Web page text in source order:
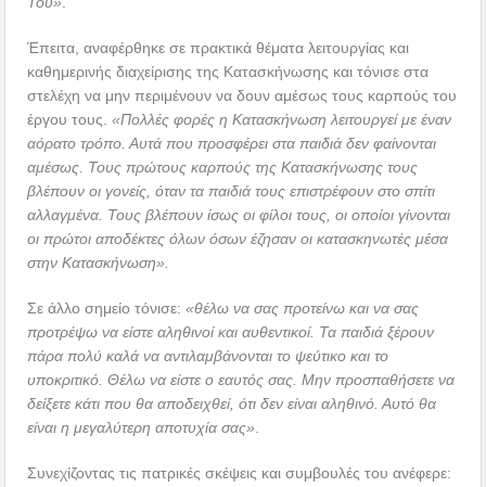
Έπειτα, αναφέρθηκε σε πρακτικά θέματα λειτουργίας και
καθημερινής διαχείρισης της Κατασκήνωσης και τόνισε στα
στελέχη να μην περιμένουν να δουν αμέσως τους καρπούς του
έργου τους.«Πολλές φορές η Κατασκήνωση λειτουργεί με έναν
αόρατο τρόπο. Αυτά που προσφέρει στα παιδιά δεν φαίνονται
αμέσως. Τους πρώτους καρπούς της Κατασκήνωσης τους
βλέπουν οι γονείς, όταν τα παιδιά τους επιστρέφουν στο σπίτι
αλλαγμένα. Τους βλέπουν ίσως οι φίλοι τους, οι οποίοι γίνονται
οι πρώτοι αποδέκτες όλων όσων έζησαν οι κατασκηνωτές μέσα
στην Κατασκήνωση».
Σε άλλο σημείο τόνισε:«θέλω να σας προτείνω και να σας
προτρέψω να είστε αληθινοί και αυθεντικοί. Τα παιδιά ξέρουν
πάρα πολύ καλά να αντιλαμβάνονται το ψεύτικο και το
υποκριτικό. Θέλω να είστε ο εαυτός σας. Μην προσπαθήσετε να
δείξετε κάτι που θα αποδειχθεί, ότι δεν είναι αληθινό. Αυτό θα
είναι η μεγαλύτερη αποτυχία σας»
Συνεχίζοντας τις πατρικές σκέψεις και συμβουλές του ανέφερε: